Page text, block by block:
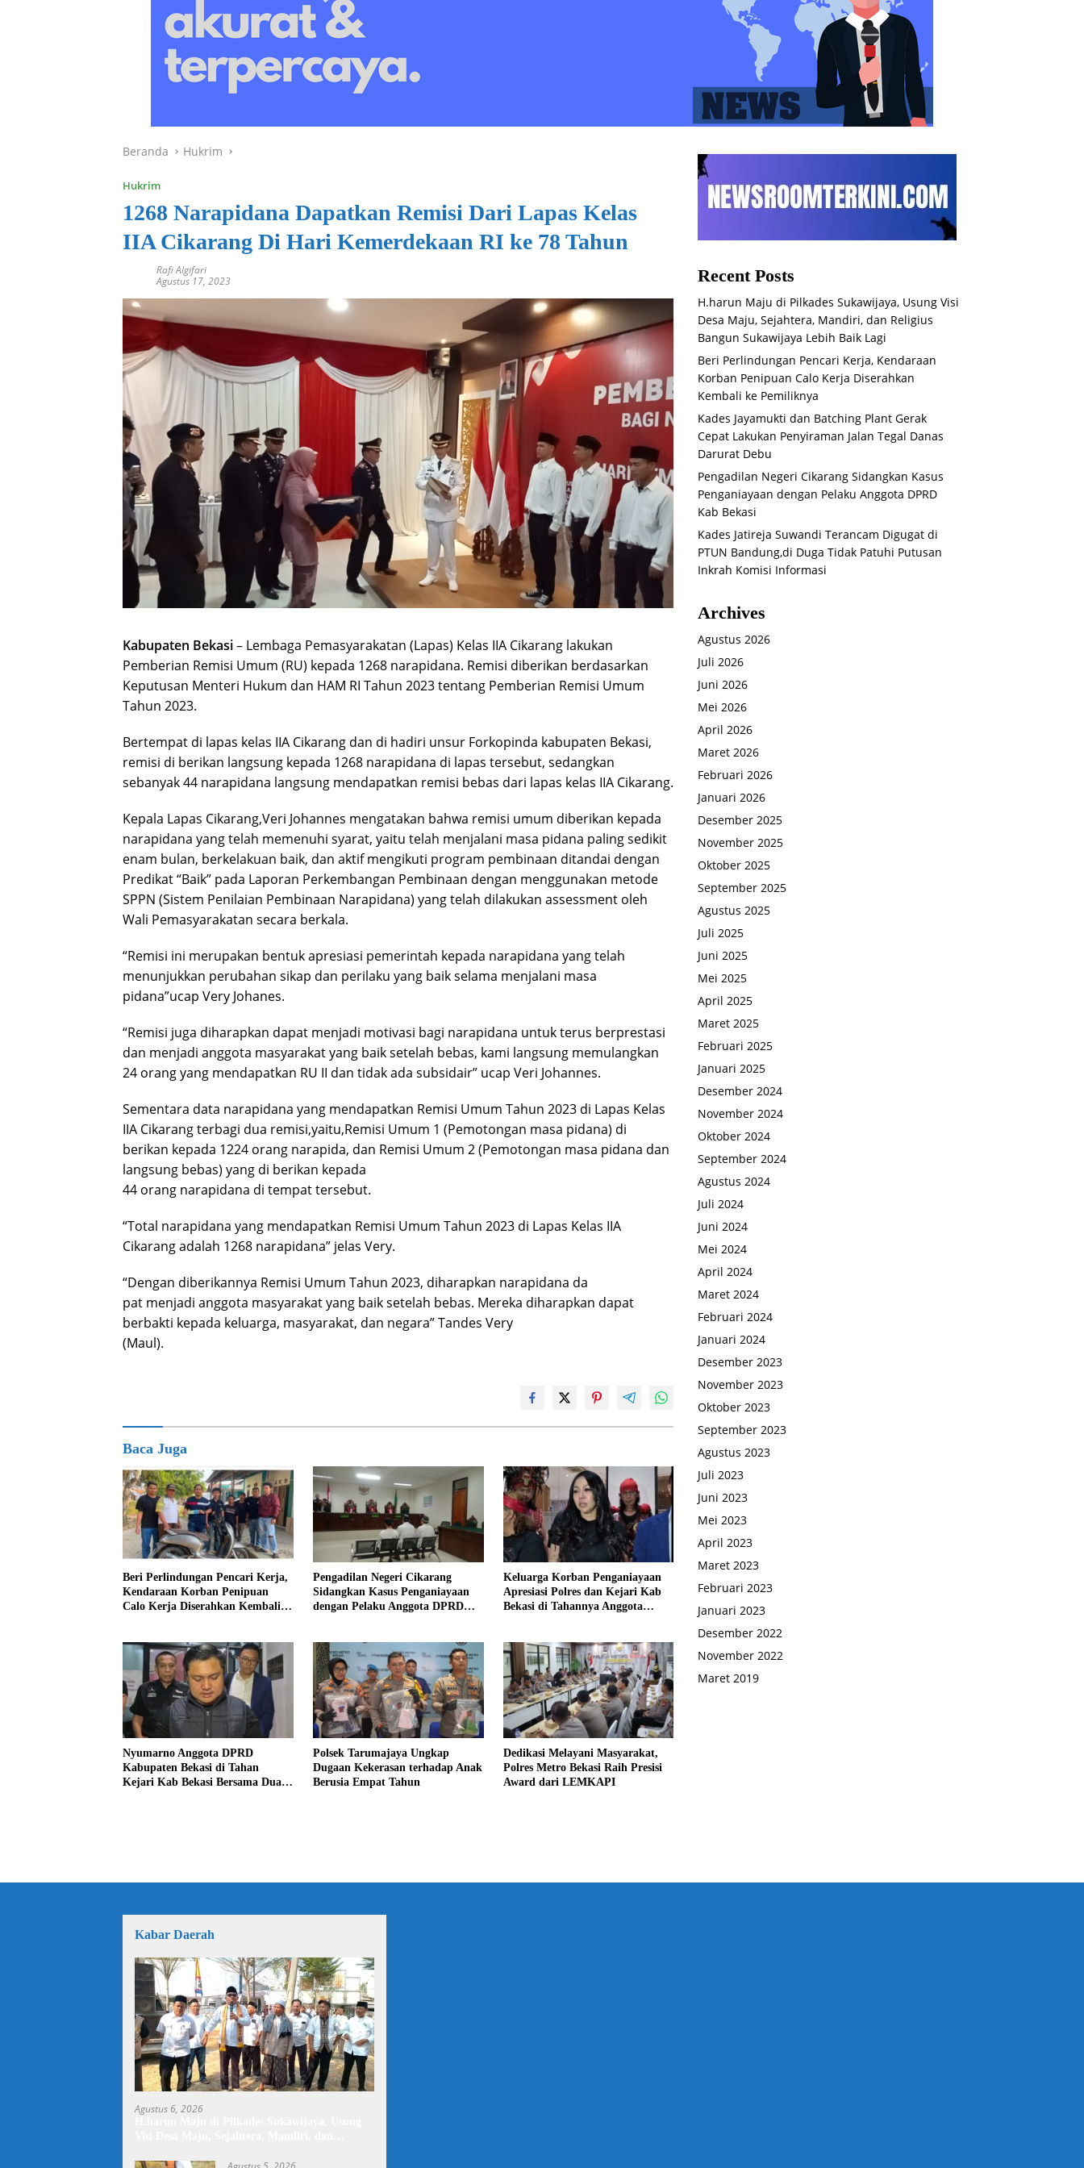
Beranda Hukrim
Hukrim
1268 Narapidana Dapatkan Remisi Dari Lapas Kelas
IIA Cikarang Di Hari Kemerdekaan RI ke 78 Tahun
Rafi Algifari
Agustus 17, 2023
Kabupaten Bekasi– Lembaga Pemasyarakatan (Lapas) Kelas IIA Cikarang lakukan
Pemberian Remisi Umum (RU) kepada 1268 narapidana. Remisi diberikan berdasarkan
Keputusan Menteri Hukum dan HAM RI Tahun 2023 tentang Pemberian Remisi Umum
Tahun 2023.
Bertempat di lapas kelas IIA Cikarang dan di hadiri unsur Forkopinda kabupaten Bekasi,
remisi di berikan langsung kepada 1268 narapidana di lapas tersebut, sedangkan
sebanyak 44 narapidana langsung mendapatkan remisi bebas dari lapas kelas IIA Cikarang.
Kepala Lapas Cikarang,Veri Johannes mengatakan bahwa remisi umum diberikan kepada
narapidana yang telah memenuhi syarat, yaitu telah menjalani masa pidana paling sedikit
enam bulan, berkelakuan baik, dan aktif mengikuti program pembinaan ditandai dengan
Predikat “Baik” pada Laporan Perkembangan Pembinaan dengan menggunakan metode
SPPN (Sistem Penilaian Pembinaan Narapidana) yang telah dilakukan assessment oleh
Wali Pemasyarakatan secara berkala.
“Remisi ini merupakan bentuk apresiasi pemerintah kepada narapidana yang telah
menunjukkan perubahan sikap dan perilaku yang baik selama menjalani masa
pidana”ucap Very Johanes.
“Remisi juga diharapkan dapat menjadi motivasi bagi narapidana untuk terus berprestasi
dan menjadi anggota masyarakat yang baik setelah bebas, kami langsung memulangkan
24 orang yang mendapatkan RU II dan tidak ada subsidair” ucap Veri Johannes.
Sementara data narapidana yang mendapatkan Remisi Umum Tahun 2023 di Lapas Kelas
IIA Cikarang terbagi dua remisi,yaitu,Remisi Umum 1 (Pemotongan masa pidana) di
berikan kepada 1224 orang narapida, dan Remisi Umum 2 (Pemotongan masa pidana dan
langsung bebas) yang di berikan kepada
44 orang narapidana di tempat tersebut.
“Total narapidana yang mendapatkan Remisi Umum Tahun 2023 di Lapas Kelas IIA
Cikarang adalah 1268 narapidana” jelas Very.
“Dengan diberikannya Remisi Umum Tahun 2023, diharapkan narapidana da
pat menjadi anggota masyarakat yang baik setelah bebas. Mereka diharapkan dapat
berbakti kepada keluarga, masyarakat, dan negara” Tandes Very
(Maul).
Baca Juga
Beri Perlindungan Pencari Kerja,
Kendaraan Korban Penipuan
Calo Kerja Diserahkan Kembali
Pengadilan Negeri Cikarang
Sidangkan Kasus Penganiayaan
dengan Pelaku Anggota DPRD
Keluarga Korban Penganiayaan
Apresiasi Polres dan Kejari Kab
Bekasi di Tahannya Anggota
Nyumarno Anggota DPRD
Kabupaten Bekasi di Tahan
Kejari Kab Bekasi Bersama Dua
Polsek Tarumajaya Ungkap
Dugaan Kekerasan terhadap Anak
Berusia Empat Tahun
Dedikasi Melayani Masyarakat,
Polres Metro Bekasi Raih Presisi
Award dari LEMKAPI
Recent Posts
H.harun Maju di Pilkades Sukawijaya, Usung Visi
Desa Maju, Sejahtera, Mandiri, dan Religius
Bangun Sukawijaya Lebih Baik Lagi
Beri Perlindungan Pencari Kerja, Kendaraan
Korban Penipuan Calo Kerja Diserahkan
Kembali ke Pemiliknya
Kades Jayamukti dan Batching Plant Gerak
Cepat Lakukan Penyiraman Jalan Tegal Danas
Darurat Debu
Pengadilan Negeri Cikarang Sidangkan Kasus
Penganiayaan dengan Pelaku Anggota DPRD
Kab Bekasi
Kades Jatireja Suwandi Terancam Digugat di
PTUN Bandung,di Duga Tidak Patuhi Putusan
Inkrah Komisi Informasi
Archives
Agustus 2026
Juli 2026
Juni 2026
Mei 2026
April 2026
Maret 2026
Februari 2026
Januari 2026
Desember 2025
November 2025
Oktober 2025
September 2025
Agustus 2025
Juli 2025
Juni 2025
Mei 2025
April 2025
Maret 2025
Februari 2025
Januari 2025
Desember 2024
November 2024
Oktober 2024
September 2024
Agustus 2024
Juli 2024
Juni 2024
Mei 2024
April 2024
Maret 2024
Februari 2024
Januari 2024
Desember 2023
November 2023
Oktober 2023
September 2023
Agustus 2023
Juli 2023
Juni 2023
Mei 2023
April 2023
Maret 2023
Februari 2023
Januari 2023
Desember 2022
November 2022
Maret 2019
Kabar Daerah
Agustus 6, 2026